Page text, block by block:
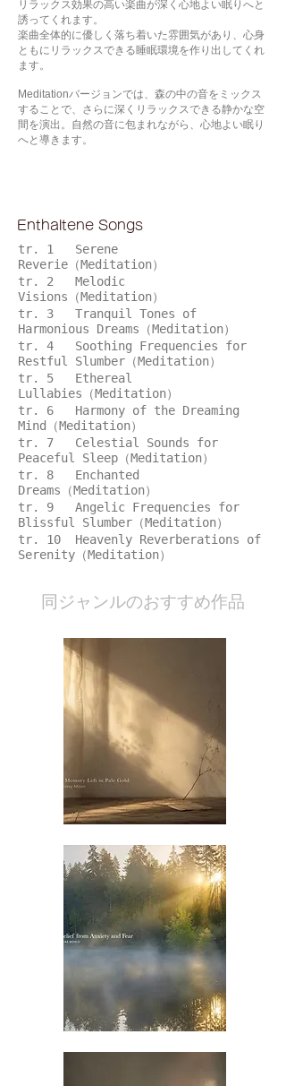
リラックス効果の高い楽曲が深く心地よい眠りへと
誘ってくれます。
楽曲全体的に優しく落ち着いた雰囲気があり、心身
ともにリラックスできる睡眠環境を作り出してくれ
ます。
Meditationバージョンでは、森の中の音をミックス
することで、さらに深くリラックスできる静かな空
間を演出。自然の音に包まれながら、心地よい眠り
へと導きます。
Enthaltene Songs
tr. 1 Serene
Reverie（Meditation）
tr. 2 Melodic
Visions（Meditation）
tr. 3 Tranquil Tones of
Harmonious Dreams（Meditation）
tr. 4 Soothing Frequencies for
Restful Slumber（Meditation）
tr. 5 Ethereal
Lullabies（Meditation）
tr. 6 Harmony of the Dreaming
Mind（Meditation）
tr. 7 Celestial Sounds for
Peaceful Sleep（Meditation）
tr. 8 Enchanted
Dreams（Meditation）
tr. 9 Angelic Frequencies for
Blissful Slumber（Meditation）
tr. 10 Heavenly Reverberations of
Serenity（Meditation）
​同ジャンルのおすすめ作品